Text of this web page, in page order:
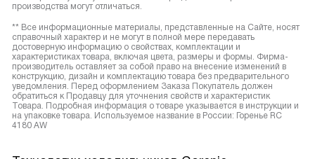
производства могут отличаться.
** Все информационные материалы, представленные на Сайте, носят
справочный характер и не могут в полной мере передавать
достоверную информацию о свойствах, комплектации и
характеристиках товара, включая цвета, размеры и формы. Фирма-
производитель оставляет за собой право на внесение изменений в
конструкцию, дизайн и комплектацию товара без предварительного
уведомления. Перед оформлением Заказа Покупатель должен
обратиться к Продавцу для уточнения свойств и характеристик
Товара. Подробная информация о товаре указывается в инструкции и
на упаковке товара. Используемое название в России: Горенье RC
4180 AW